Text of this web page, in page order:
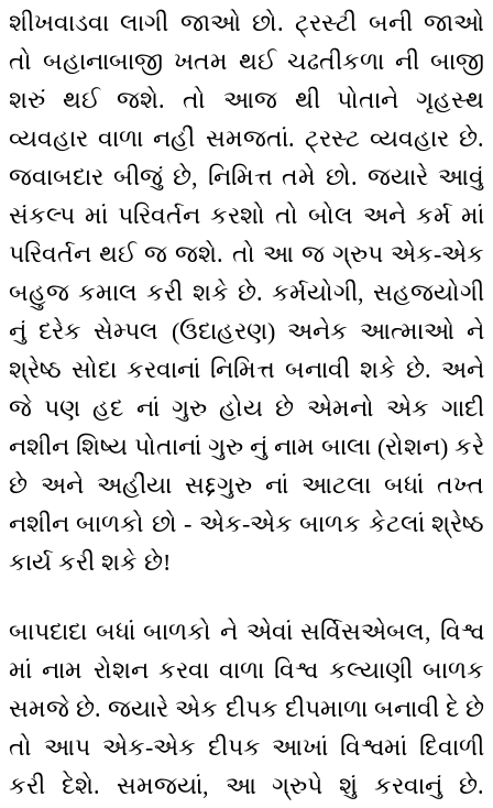
શીખવાડવા લાગી જાઓ છો. ટ્રસ્ટી બની જાઓ
તો બહાનાબાજી ખતમ થઈ ચઢતીકળા ની બાજી
શરું થઈ જશે. તો આજ થી પોતાને ગૃહસ્થ
વ્યવહાર વાળા નહીં સમજતાં. ટ્રસ્ટ વ્યવહાર છે.
જવાબદાર બીજું છે, નિમિત્ત તમે છો. જ્યારે આવું
સંકલ્પ માં પરિવર્તન કરશો તો બોલ અને કર્મ માં
પરિવર્તન થઈ જ જશે. તો આ જ ગ્રુપ એક-એક
બહુજ કમાલ કરી શકે છે. કર્મયોગી, સહજયોગી
નું દરેક સેમ્પલ (ઉદાહરણ) અનેક આત્માઓ ને
શ્રેષ્ઠ સોદા કરવાનાં નિમિત્ત બનાવી શકે છે. અને
જે પણ હદ નાં ગુરુ હોય છે એમનો એક ગાદી
નશીન શિષ્ય પોતાનાં ગુરુ નું નામ બાલા (રોશન) કરે
છે અને અહીંયા સદ્દગુરુ નાં આટલા બધાં તખ્ત
નશીન બાળકો છો - એક-એક બાળક કેટલાં શ્રેષ્ઠ
કાર્ય કરી શકે છે!
બાપદાદા બધાં બાળકો ને એવાં સર્વિસએબલ, વિશ્વ
માં નામ રોશન કરવા વાળા વિશ્વ કલ્યાણી બાળક
સમજે છે. જ્યારે એક દીપક દીપમાળા બનાવી દે છે
તો આપ એક-એક દીપક આખાં વિશ્વમાં દિવાળી
કરી દેશે. સમજ્યાં, આ ગ્રુપે શું કરવાનું છે.